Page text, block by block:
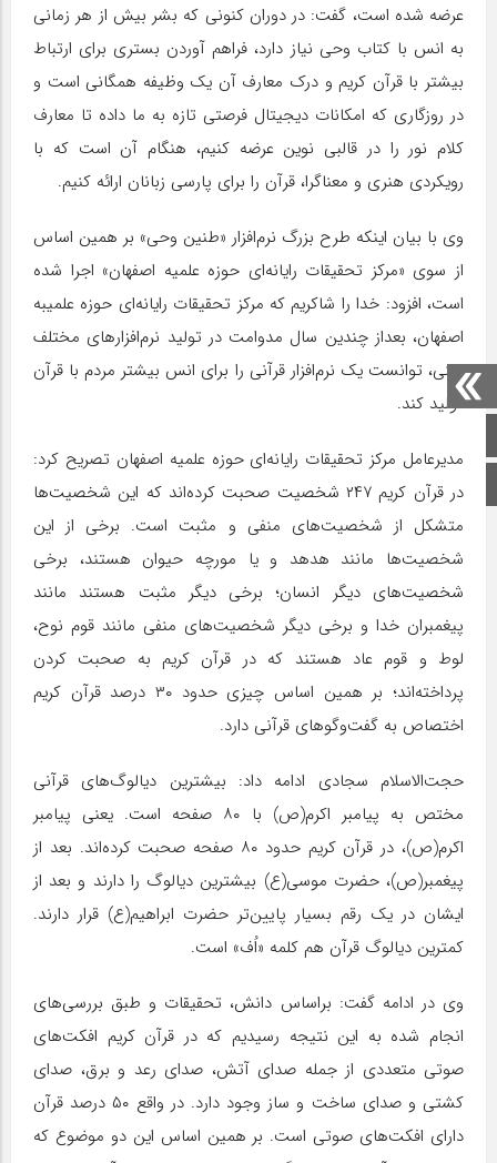
اینستاگرام
عرضه شده است، گفت: در دوران کنونی که بشر بیش از هر زمانی
به انس با کتاب وحی نیاز دارد، فراهم‌ آوردن بستری برای ارتباط
بیشتر با قرآن کریم و درک معارف آن یک وظیفه همگانی است و
در روزگاری که امکانات دیجیتال فرصتی تازه به ما داده تا معارف
کلام نور را در قالبی نوین عرضه کنیم، هنگام آن است که با
رویکردی هنری و معناگرا، قرآن را برای پارسی زبانان ارائه کنیم.
وی با بیان اینکه طرح بزرگ نرم‌افزار «طنین وحی» بر همین اساس
از سوی «مرکز تحقیقات رایانه‌ای حوزه علمیه اصفهان» اجرا شده
است، افزود: خدا را شاکریم که مرکز تحقیقات رایانه‌ای حوزه علمیبه
اصفهان، بعداز چندین سال مدوامت در تولید نرم‌افزار‌های مختلف
دینی، توانست یک نرم‌افزار قرآنی را برای انس بیشتر مردم با قرآن
تولید کند.
مدیرعامل مرکز تحقیقات رایانه‌ای حوزه علمیه اصفهان تصریح کرد:
در قرآن کریم ۲۴۷ شخصیت صحبت کرده‌اند که این شخصیت‌ها
متشکل از شخصیت‌های منفی و مثبت است. برخی از این
شخصیت‌ها مانند هدهد و یا مورچه حیوان هستند، برخی
شخصیت‌های دیگر انسان؛ برخی دیگر مثبت هستند مانند
پیغمبران خدا و برخی دیگر شخصیت‌های منفی مانند قوم نوح،
لوط و قوم عاد هستند که در قرآن کریم به صحبت کردن
پرداخته‌اند؛ بر همین اساس چیزی حدود ۳۰ درصد قرآن کریم
اختصاص به گفت‌وگو‌های قرآنی دارد.
حجت‌الاسلام سجادی ادامه داد: بیشترین دیالوگ‌های قرآنی
مختص به پیامبر اکرم(ص) با ۸۰ صفحه است. یعنی پیامبر
اکرم(ص)، در قرآن کریم حدود ۸۰ صفحه صحبت کرده‌اند. بعد از
پیغمبر(ص)، حضرت موسی(ع) بیشترین دیالوگ را دارند و بعد از
ایشان در یک رقم بسیار پایین‌تر حضرت ابراهیم(ع) قرار دارند.
کمترین دیالوگ قرآن هم کلمه «اُف» است.
وی در ادامه گفت: براساس دانش، تحقیقات و طبق بررسی‌های
انجام شده به این نتیجه رسیدیم که در قرآن کریم افکت‌های
صوتی متعددی از جمله صدای آتش، صدای رعد و برق، صدای
کشتی و صدای ساخت و ساز وجود دارد. در واقع ۵۰ درصد قرآن
دارای افکت‌های صوتی است. بر همین اساس این دو موضوع که